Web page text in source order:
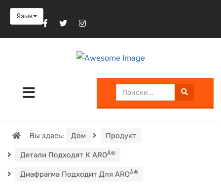
Язык
Вы здесь: Дом Продукт
Детали Подходят К AROÂ®
Диафрагма Подходит Для AROÂ®